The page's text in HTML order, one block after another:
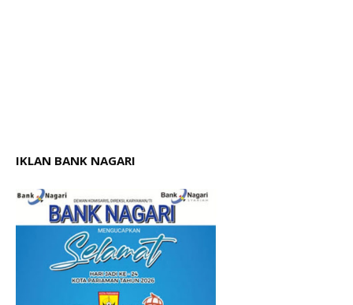
IKLAN BANK NAGARI